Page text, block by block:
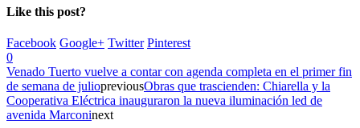
Like this post?
Facebook Google+ Twitter Pinterest
0
Venado Tuerto vuelve a contar con agenda completa en el primer fin
de semana de juliopreviousObras que trascienden: Chiarella y la
Cooperativa Eléctrica inauguraron la nueva iluminación led de
avenida Marconinext